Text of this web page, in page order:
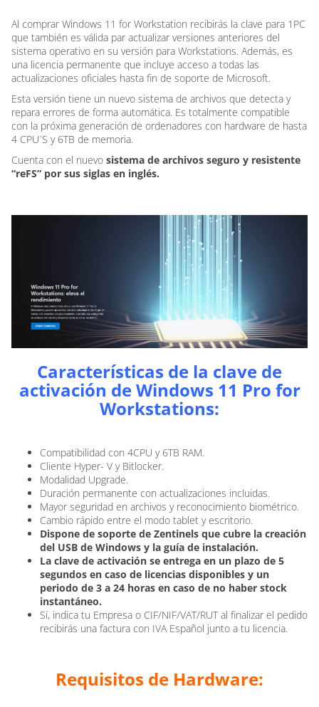
Al comprar Windows 11 for Workstation recibirás la clave para 1PC
que también es válida par actualizar versiones anteriores del
sistema operativo en su versión para Workstations. Además, es
una licencia permanente que incluye acceso a todas las
actualizaciones oficiales hasta fin de soporte de Microsoft.
Esta versión tiene un nuevo sistema de archivos que detecta y
repara errores de forma automática. Es totalmente compatible
con la próxima generación de ordenadores con hardware de hasta
4 CPU´S y 6TB de memoria.
Cuenta con el nuevo sistema de archivos seguro y resistente
“reFS” por sus siglas en inglés.
Características de la clave de
activación de Windows 11 Pro for
Workstations:
Compatibilidad con 4CPU y 6TB RAM.
Cliente Hyper- V y Bitlocker.
Modalidad Upgrade.
Duración permanente con actualizaciones incluidas.
Mayor seguridad en archivos y reconocimiento biométrico.
Cambio rápido entre el modo tablet y escritorio.
Dispone de soporte de Zentinels que cubre la creación
del USB de Windows y la guía de instalación.
La clave de activación se entrega en un plazo de 5
segundos en caso de licencias disponibles y un
periodo de 3 a 24 horas en caso de no haber stock
instantáneo.
Sí, indica tu Empresa o CIF/NIF/VAT/RUT al finalizar el pedido
recibirás una factura con IVA Español junto a tu licencia.
Requisitos de Hardware: